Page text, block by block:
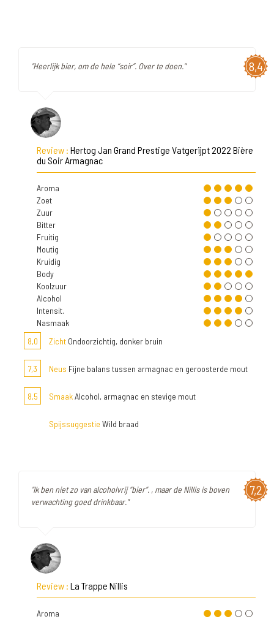
8,4
"Heerlijk bier, om de hele “soir”. Over te doen."
Review : Hertog Jan Grand Prestige Vatgerijpt 2022 Bière
du Soir Armagnac
Aroma
Zoet
Zuur
Bitter
Fruitig
Moutig
Kruidig
Body
Koolzuur
Alcohol
Intensit.
Nasmaak
8,0
Zicht Ondoorzichtig, donker bruin
7,3 Neus Fijne balans tussen armagnac en geroosterde mout
8,5 SmaakAlcohol, armagnac en stevige mout
Spijssuggestie Wild braad
7,2
"Ik ben niet zo van alcoholvrij “bier”. , maar de Nillis is boven
verwachting goed drinkbaar."
Review : La Trappe Nillis
Aroma